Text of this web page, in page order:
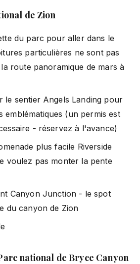
de Zion
du parc pour aller dans le
particulières ne sont pas
route panoramique de mars à
le sentier Angels Landing pour
emblématiques (un permis est
- réservez à l'avance)
plus facile Riverside
voulez pas monter la pente
Canyon Junction - le spot
du canyon de Zion
national de Bryce Canyon